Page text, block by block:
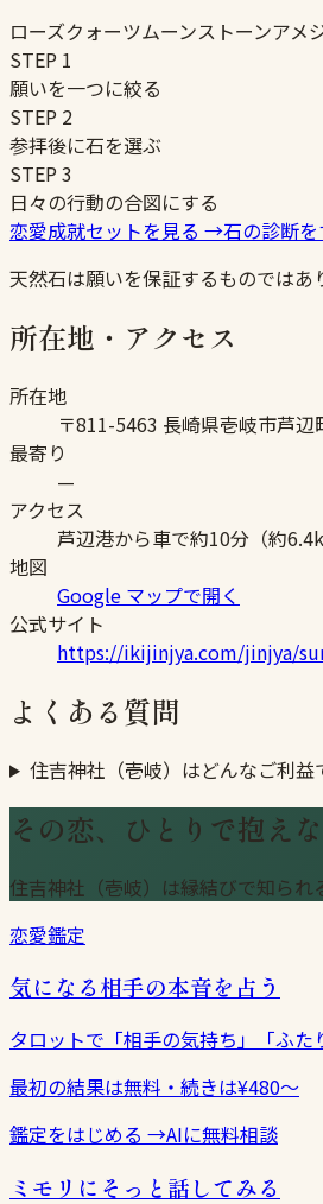
ローズクォーツムーンストーンアメ
STEP 1
願いを一つに絞る
STEP 2
参拝後に石を選ぶ
STEP3
日々の行動の合図にする
恋愛成就セットを見る →石の診断を
天然石は願いを保証するものではあ
所在地・アクセス
所在地
〒811-5463 長崎県壱岐市芦
最寄り
—
アクセス
芦辺港から車で約10分（約
地図
Google マップで開く
公式サイト
https://ikijinjya.com/jinjya/
よくある質問
住吉神社（壱岐）はどんなご利益
その恋、ひとりで抱え
住吉神社（壱岐）は縁結びで知ら
恋愛鑑定
気になる相手の本音を占う
タロットで「相手の気持ち」「ふた
最初の結果は無料・続きは¥480〜
鑑定をはじめる →AIに無料相談
ミモリにそっと話してみる